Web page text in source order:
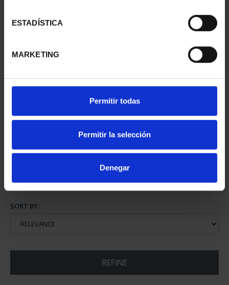
ESTADÍSTICA
MARKETING
Permitir todas
Permitir la selección
Denegar
1/10 OUNCE IBERIAN
€448.09
SORT BY:
REFINE